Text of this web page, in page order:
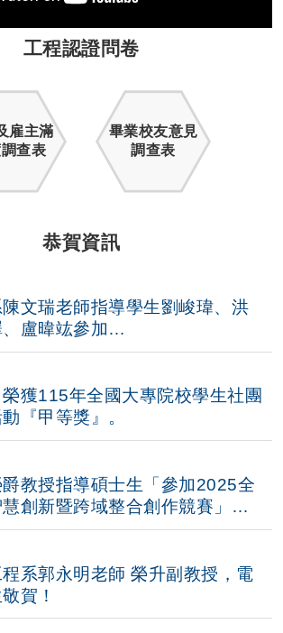
工程認證問卷
雇主滿
查表
畢業校友意見
調查表
恭賀資訊
文瑞老師指導學生劉峻瑋、洪
盧暐竑參加
2026
Japan)國際會議
報論文獎Best Student Poster
Base Smart Consumables
！
獲115年全國大專院校學生社團
『甲等獎』。
教授指導碩士生「參加2025全
創新暨跨域整合創作競賽」，
技組「第三名」。
系郭永明老師 榮升副教授，電
賀！